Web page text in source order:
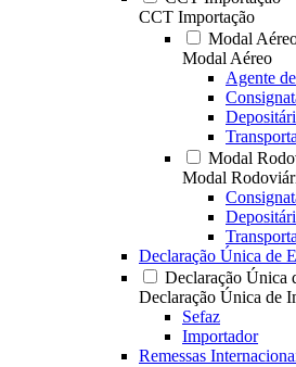
CCT Importação
Modal
Modal Aéreo
Agente
Modal
Modal
Declaração Única de
Declaração Única
Declaração Única de
Sefaz
Importador
Remessas